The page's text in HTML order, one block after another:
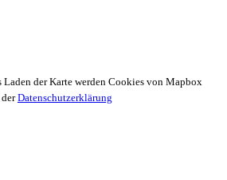
Laden der Karte werden Cookies von Mapbox
Datenschutzerklärung